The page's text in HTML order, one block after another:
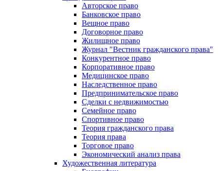
Авторское право
Банковское право
Вещное право
Договорное право
Жилищное право
Журнал "Вестник гражданского права"
Конкурентное право
Корпоративное право
Медицинское право
Наследственное право
Предпринимательское право
Сделки с недвижимостью
Семейное право
Спортивное право
Теория гражданского права
Теория права
Торговое право
Экономический анализ права
Художественная литература